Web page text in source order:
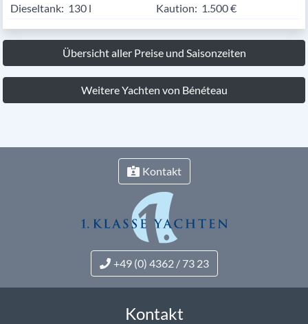
Dieseltank: 130 l Kaution: 1.500 €
Übersicht aller Preise und Saisonzeiten
Weitere Yachten von Bénéteau
Kontakt
+49 (0) 4362 / 73 23
Kontakt